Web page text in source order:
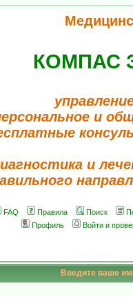
КОМПАС
и
и
FAQ Правила Поиск
Профиль
Войти и
Введите ваше